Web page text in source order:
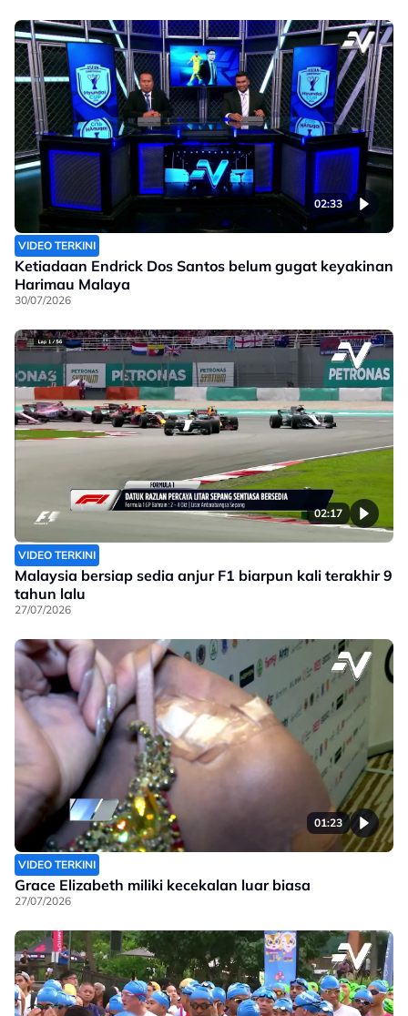
02:33
VIDEO TERKINI
Ketiadaan Endrick Dos Santos belum gugat keyakinan
Harimau Malaya
30/07/2026
02:17
VIDEO TERKINI
Malaysia bersiap sedia anjur F1 biarpun kali terakhir 9
tahun lalu
27/07/2026
01:23
VIDEO TERKINI
Grace Elizabeth miliki kecekalan luar biasa
27/07/2026